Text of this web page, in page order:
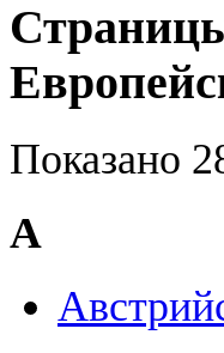
Показано
А